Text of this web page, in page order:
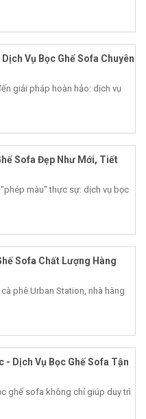
Vụ Bọc Ghế Sofa Chuyên
giải pháp hoàn hảo: dịch vụ
Sofa Đẹp Như Mới, Tiết
màu" thực sự: dịch vụ bọc
Sofa Chất Lượng Hàng
phê Urban Station, nhà hàng
- Dịch Vụ Bọc Ghế Sofa Tận
ghế sofa không chỉ giúp duy trì